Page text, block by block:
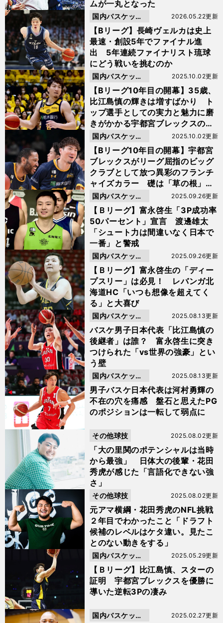
ムが一丸となった
【Bリーグ】長崎ヴェルカは史上
最速・創設5年でファイナル進
出 5年連続ファイナリスト琉球
にどう戦いを挑むのか
2026.05.22更新
国内バスケット
ボール
【Bリーグ10年目の開幕】35歳、
比江島慎の輝きは増すばかり ト
ップ選手としての実力と魅力に磨
きがかかる宇都宮ブレックスの主
役
2025.10.02更新
国内バスケット
ボール
【Bリーグ10年目の開幕】宇都宮
ブレックスがリーグ屈指のビッグ
クラブとして放つ異彩のフランチ
ャイズカラー 礎は「草の根」活
動
2025.10.02更新
国内バスケット
ボール
【Ｂリーグ】富永啓生「3P成功率
50パーセント」宣言 渡邊雄太
「シュート力は間違いなく日本で
一番」と警戒
2025.09.26更新
国内バスケット
ボール
【Ｂリーグ】富永啓生の「ディー
プスリー」は必見！ レバンガ北
海道HC「いつも想像を超えてく
る」と大喜び
2025.09.26更新
国内バスケット
ボール
バスケ男子日本代表「比江島慎の
後継者」は誰？ 富永啓生に突き
つけられた「vs世界の強豪」とい
う壁
2025.08.13更新
国内バスケット
ボール
男子バスケ日本代表は河村勇輝の
不在の穴を痛感 盤石と思えたPG
のポジションは一転して弱点に
2025.08.13更新
国内バスケット
ボール
「大の里関のポテンシャルは当時
から最強」 日体大の後輩・花田
秀虎が感じた「言語化できない強
さ」
2025.08.02更新
その他球技
元アマ横綱・花田秀虎のNFL挑戦
２年目でわかったこと「ドラフト
候補のレベルはケタ違い。見たこ
とのない動きをする」
2025.08.02更新
その他球技
【Ｂリーグ】比江島慎、スターの
証明 宇都宮ブレックスを優勝に
導いた逆転3Pの凄み
2025.05.29更新
国内バスケット
ボール
2025.02.27更新
国内バスケット